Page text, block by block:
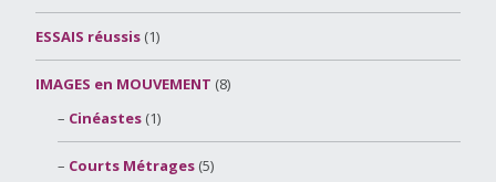
ESSAIS réussis (1)
IMAGES en MOUVEMENT (8)
Cinéastes(1)
Courts Métrages(5)